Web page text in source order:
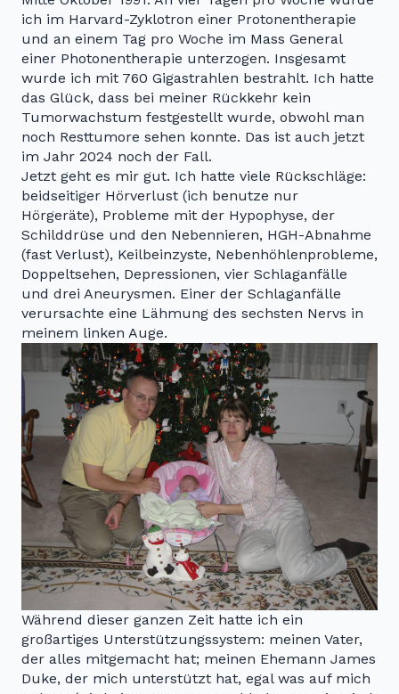
ich im Harvard-Zyklotron einer Protonentherapie
und an einem Tag pro Woche im Mass General
einer Photonentherapie unterzogen. Insgesamt
wurde ich mit 760 Gigastrahlen bestrahlt. Ich hatte
das Glück, dass bei meiner Rückkehr kein
Tumorwachstum festgestellt wurde, obwohl man
noch Resttumore sehen konnte. Das ist auch jetzt
im Jahr 2024 noch der Fall.
Jetzt geht es mir gut. Ich hatte viele Rückschläge:
beidseitiger Hörverlust (ich benutze nur
Hörgeräte), Probleme mit der Hypophyse, der
Schilddrüse und den Nebennieren, HGH-Abnahme
(fast Verlust), Keilbeinzyste, Nebenhöhlenprobleme,
Doppeltsehen, Depressionen, vier Schlaganfälle
und drei Aneurysmen. Einer der Schlaganfälle
verursachte eine Lähmung des sechsten Nervs in
meinem linken Auge.
Während dieser ganzen Zeit hatte ich ein
großartiges Unterstützungssystem: meinen Vater,
der alles mitgemacht hat; meinen Ehemann James
Duke, der mich unterstützt hat, egal was auf mich